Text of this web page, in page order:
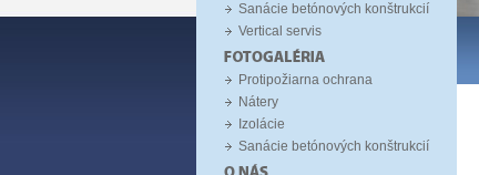
Sanácie betónových konštrukcií
Vertical servis
Protipožiarna ochrana
Nátery
Izolácie
Sanácie betónových konštrukcií